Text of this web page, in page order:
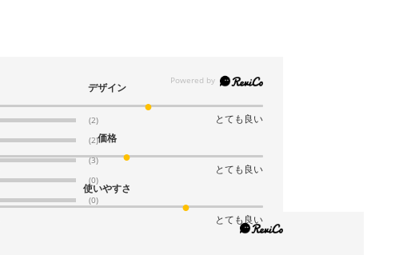
(2)
(2)
(3)
(0)
(0)
デザイン
とても良い
価格
とても良い
使いやすさ
とても良い